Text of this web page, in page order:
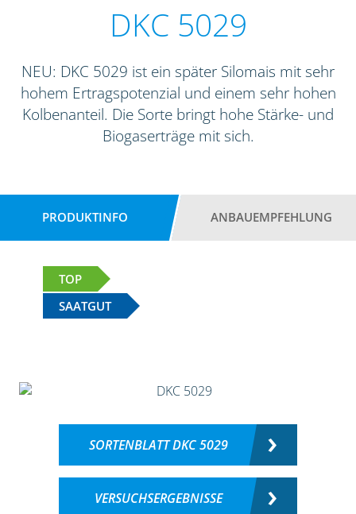
DKC 5029
NEU: DKC 5029 ist ein später Silomais mit sehr
hohem Ertragspotenzial und einem sehr hohen
Kolbenanteil. Die Sorte bringt hohe Stärke- und
Biogaserträge mit sich.
PRODUKTINFO ANBAUEMPFEHLUNG
TOP
SAATGUT
SORTENBLATT DKC 5029
VERSUCHSERGEBNISSE